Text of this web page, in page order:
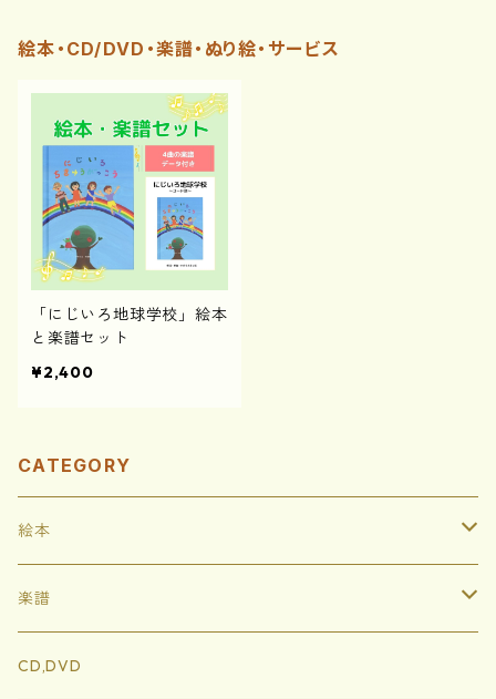
絵本・CD/DVD・楽譜・ぬり絵・サービス
「にじいろ地球学校」絵本
と楽譜セット
¥2,400
CATEGORY
絵本
ハードカバー
ソフトカバー
楽譜
イートンともりのどうぶつたち
CD,DVD